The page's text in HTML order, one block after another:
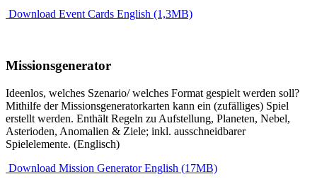
Download Event Cards English (1,3MB)
Missionsgenerator
Ideenlos, welches Szenario/ welches Format gespielt werden soll?
Mithilfe der Missionsgeneratorkarten kann ein (zufälliges) Spiel
erstellt werden. Enthält Regeln zu Aufstellung, Planeten, Nebel,
Asterioden, Anomalien & Ziele; inkl. ausschneidbarer
Spielelemente. (Englisch)
Download Mission Generator English (17MB)